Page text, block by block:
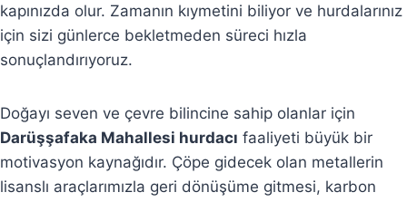
kapınızda olur. Zamanın kıymetini biliyor ve hurdalarınız
için sizi günlerce bekletmeden süreci hızla
sonuçlandırıyoruz.
Doğayı seven ve çevre bilincine sahip olanlar için
Darüşşafaka Mahallesi hurdacı faaliyeti büyük bir
motivasyon kaynağıdır. Çöpe gidecek olan metallerin
lisanslı araçlarımızla geri dönüşüme gitmesi, karbon